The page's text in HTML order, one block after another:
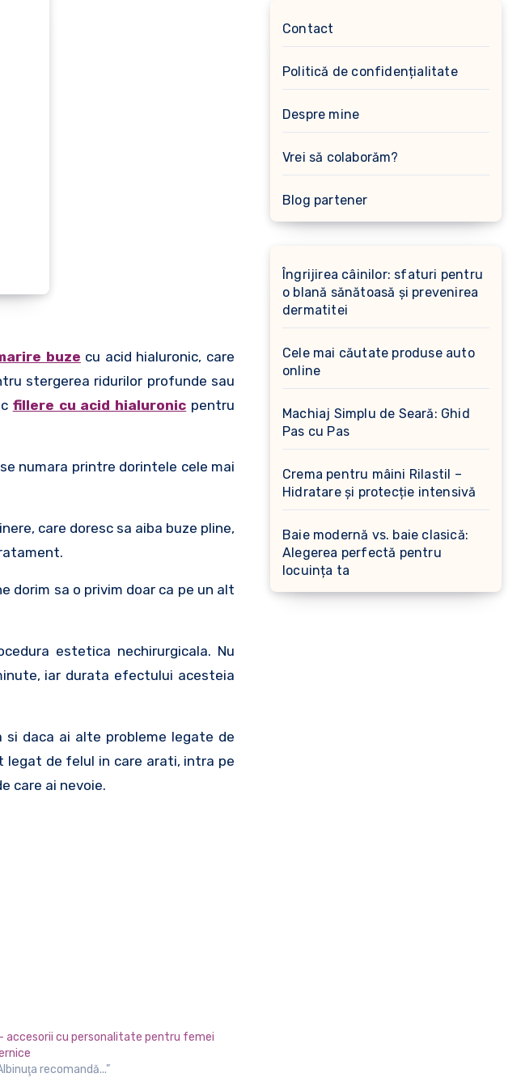
buze cu acid hialuronic, care
stergerea ridurilor profunde sau
fillere cu acid hialuronic pentru
numara printre dorintele cele mai
care doresc sa aiba buze pline,
dorim sa o privim doar ca pe un alt
estetica nechirurgicala. Nu
iar durata efectului acesteia
daca ai alte probleme legate de
legat de felul in care arati, intra pe
care ai nevoie.
accesorii cu personalitate pentru femei
recomandă...”
Contact
Politică de confidențialitate
Despre mine
Vrei să colaborăm?
Blog partener
Îngrijirea câinilor: sfaturi pentru
o blană sănătoasă și prevenirea
dermatitei
Cele mai căutate produse auto
online
Machiaj Simplu de Seară: Ghid
Pas cu Pas
Crema pentru mâini Rilastil –
Hidratare și protecție intensivă
Baie modernă vs. baie clasică:
Alegerea perfectă pentru
locuința ta